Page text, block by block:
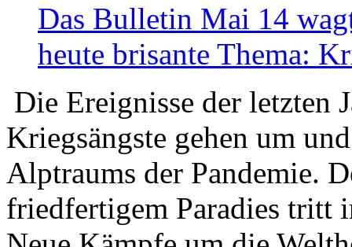
Das Bulletin Mai 14
heute brisante Thema:
Die Ereignisse der letzten
Kriegsängste gehen um
Alptraums der Pandemie.
friedfertigem Paradies tritt